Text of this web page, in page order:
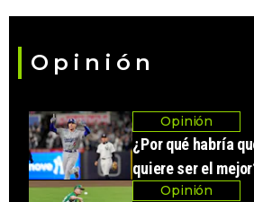
Opinión
Opinión
¿Por qué habría
quiere ser el
Opinión